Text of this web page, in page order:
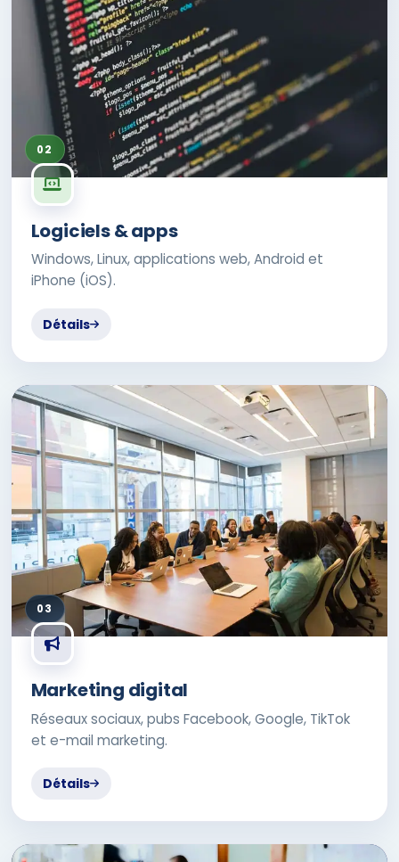
02
Logiciels & apps
Windows, Linux, applications web, Android et
iPhone (iOS).
Détails
03
Marketing digital
Réseaux sociaux, pubs Facebook, Google, TikTok
et e-mail marketing.
Détails